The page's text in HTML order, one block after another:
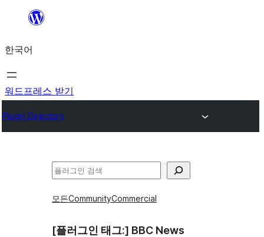
츠
로
바
가
한국어
워드프레스 받기
Plugin Directory
검
모든CommunityCommercial
[플러그인 태그:] BBC News